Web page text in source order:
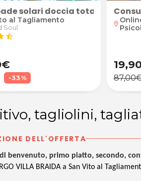
solari doccia total body
al Tagliamento
Soul
star_half
-33%
location_on
tagliolini,
DELL'OFFERTA
benvenuto, primo piatto, secondo,
VILLA BRAIDA a San Vito al